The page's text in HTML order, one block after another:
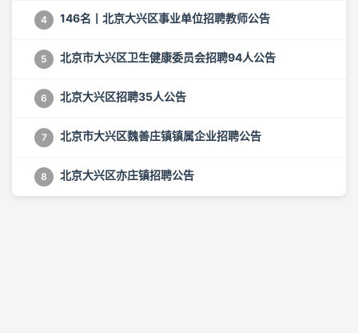
4 146名丨北京大兴区事业单位招聘教师公告
5 北京市大兴区卫生健康委员会招聘94人公告
6 北京大兴区招聘35人公告
7 北京市大兴区魏善庄镇镇属企业招聘公告
8 北京大兴区亦庄镇招聘公告